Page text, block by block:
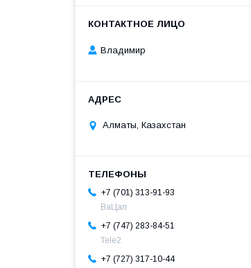
Владимир
Алматы, Казахстан
+7 (701) 313-91-93
ВаЦап
+7 (747) 283-84-51
Tele2
+7 (727) 317-10-44